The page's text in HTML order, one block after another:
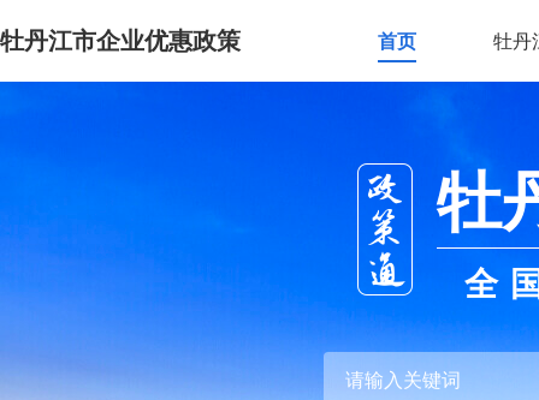
牡丹江市企业优惠政策 首页 牡丹
牡
全